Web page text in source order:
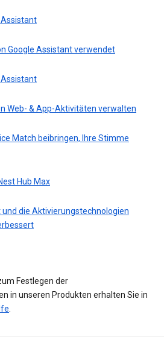
Assistant
Google Assistant verwendet
Assistant
Web- & App-Aktivitäten verwalten
Match beibringen, Ihre Stimme
Hub Max
und die Aktivierungstechnologien
Festlegen der
in unseren Produkten erhalten Sie in
.